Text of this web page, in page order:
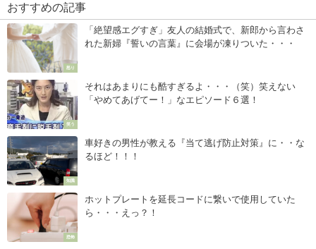
おすすめの記事
怒り
「絶望感エグすぎ」友人の結婚式で、新郎から言わさ
れた新婦『誓いの言葉』に会場が凍りついた・・・
笑う
それはあまりにも酷すぎるよ・・・（笑）笑えない
「やめてあげてー！」なエピソード６選！
知識
車好きの男性が教える『当て逃げ防止対策』に・・な
るほど！！！
恐怖
ホットプレートを延長コードに繋いで使用していた
ら・・・えっ？！